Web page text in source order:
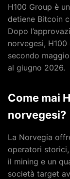
H100 Group è
detiene Bitcoin
Dopo
norvegesi,
secondo
al giugno 2026.
Come mai
norvegesi?
La Norvegia
operatori
il mining e un
società target